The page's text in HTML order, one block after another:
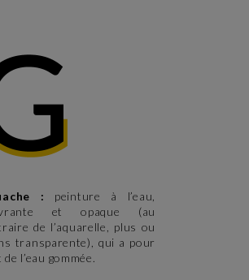
: peinture à l’eau,
et opaque (au
de l’aquarelle, plus ou
transparente), qui a pour
l’eau gommée.